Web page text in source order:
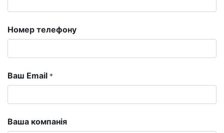
Номер телефону
Ваш Email *
Ваша компанія